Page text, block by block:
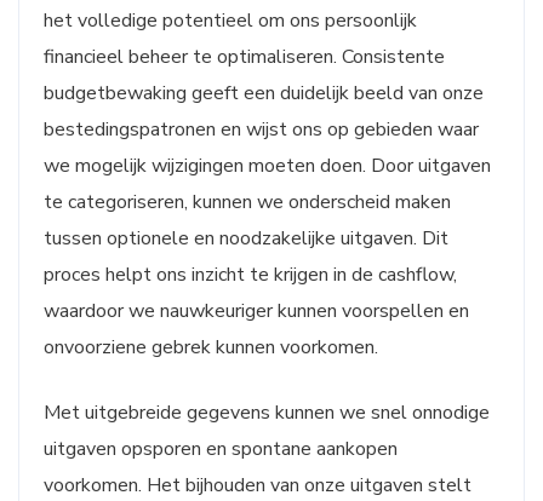
het volledige potentieel om ons persoonlijk
financieel beheer te optimaliseren. Consistente
budgetbewaking geeft een duidelijk beeld van onze
bestedingspatronen en wijst ons op gebieden waar
we mogelijk wijzigingen moeten doen. Door uitgaven
te categoriseren, kunnen we onderscheid maken
tussen optionele en noodzakelijke uitgaven. Dit
proces helpt ons inzicht te krijgen in de cashflow,
waardoor we nauwkeuriger kunnen voorspellen en
onvoorziene gebrek kunnen voorkomen.
Met uitgebreide gegevens kunnen we snel onnodige
uitgaven opsporen en spontane aankopen
voorkomen. Het bijhouden van onze uitgaven stelt